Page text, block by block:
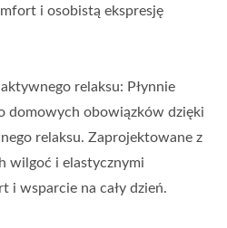
i osobistą ekspresję
relaksu: Płynnie
domowych obowiązków dzięki
relaksu. Zaprojektowane z
wilgoć i elastycznymi
i wsparcie na cały dzień.